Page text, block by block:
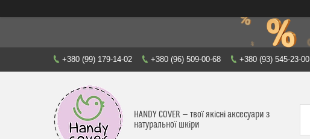
+380 (99) 179-14-02 +380 (96) 509-00-68 +380 (93) 545-23-00
HANDY COVER — твої якісні аксесуари з
натуральної шкіри